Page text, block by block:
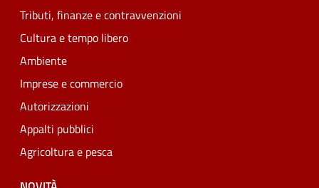
Tributi, finanze e contravvenzioni
Cultura e tempo libero
Ambiente
Imprese e commercio
Autorizzazioni
Appalti pubblici
Agricoltura e pesca